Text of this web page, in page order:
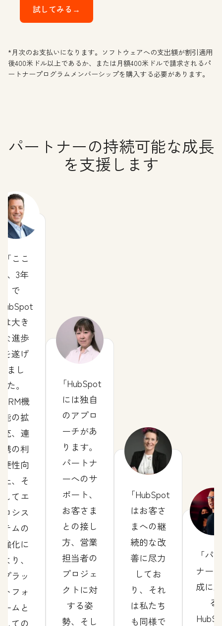
試してみる→
*月次のお支払いになります。ソフトウェアへの支出額が割引適用
後400米ドル以上であるか、または月額400米ドルで請求されるパ
ートナープログラムメンバーシップを購入する必要があります。
パートナーの持続可能な成長
を支援します
ここ
2、3年
で
は大き
な進歩
を遂げ
まし
た。
CRM機
能の拡
充、連
携の利
便性向
上、そ
してエ
コシス
テムの
強化に
より、
プラッ
トフォ
ームと
しての
HubSpot
には独自
のアプロ
ーチがあ
ります。
パートナ
ーへのサ
ポート、
お客さま
との接し
方、営業
担当者の
プロジェ
クトに対
する姿
勢、そし
HubSpot
はお客さ
まへの継
続的な改
善に尽力
してお
り、それ
は私たち
も同様で
パ
ナー
成に
る